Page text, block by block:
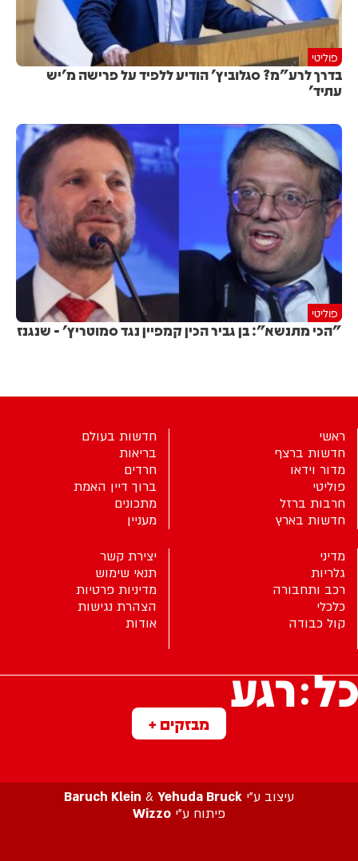
פוליטי
בדרך לרע"מ? סגלוביץ' הודיע ללפיד על פרישה מ'יש
עתיד'
פוליטי
"הכי מתנשא": בן גביר הכין קמפיין נגד סמוטריץ' - שנגנז
מבזקים +
ראשי
חדשות ברצף
מדור וידאו
פוליטי
חרבות ברזל
חדשות בארץ
חדשות בעולם
בריאות
חרדים
ברוך דיין האמת
מתכונים
מעניין
מדיני
גלריות
רכב ותחבורה
כלכלי
קול כבודה
יצירת קשר
תנאי שימוש
מדיניות פרטיות
הצהרת נגישות
אודות
עיצוב ע”י Baruch Klein & Yehuda Bruck
פיתוח ע”י Wizzo